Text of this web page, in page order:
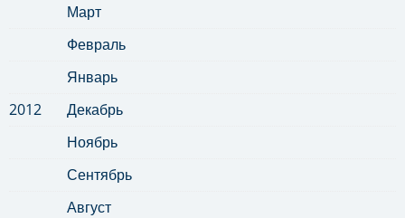
Март
Февраль
Январь
2012
Декабрь
Ноябрь
Сентябрь
Август